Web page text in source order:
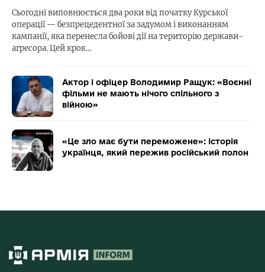
Сьогодні виповнюється два роки від початку Курської
операції — безпрецедентної за задумом і виконанням
кампанії, яка перенесла бойові дії на територію держави-
агресора. Цей крок…
Актор і офіцер Володимир Ращук: «Воєнні
фільми не мають нічого спільного з
війною»
«Це зло має бути переможене»: історія
українця, який пережив російський полон